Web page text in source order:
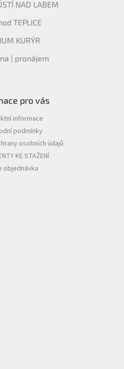
NAD LABEM
TEPLICE
KURÝR
| pronájem
pro vás
informace
podmínky
osobních údajů
KE STAŽENÍ
objednávka